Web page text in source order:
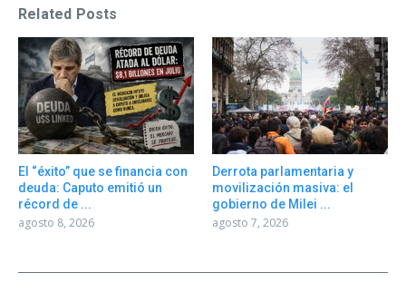
Related Posts
El “éxito” que se financia con
deuda: Caputo emitió un
récord de ...
agosto 8, 2026
Derrota parlamentaria y
movilización masiva: el
gobierno de Milei ...
agosto 7, 2026